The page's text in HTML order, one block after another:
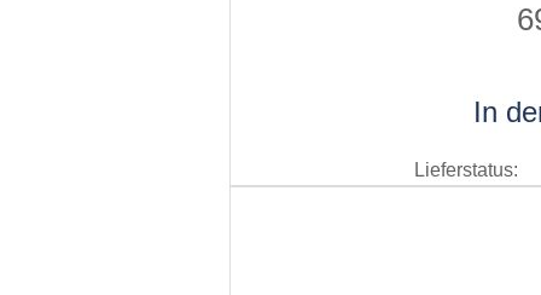
In
Lieferstatus: